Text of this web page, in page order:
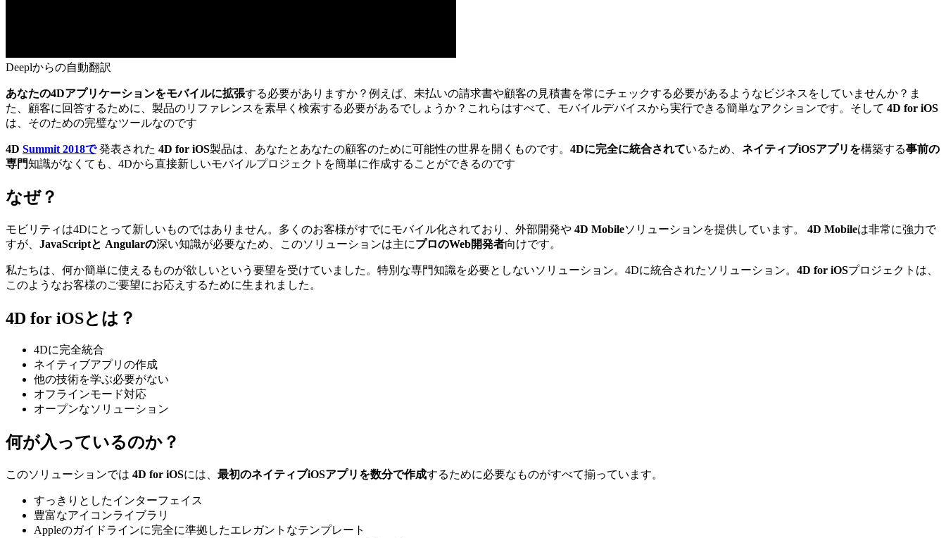
Deeplからの自動翻訳
あなたの4Dアプリケーションをモバイルに拡張する必要がありますか？例えば、未払いの請求書や顧客の見積書を常にチェックする必要があるようなビジネスをしていませんか？ま
た、顧客に回答するために、製品のリファレンスを素早く検索する必要があるでしょうか？これらはすべて、モバイルデバイスから実行できる簡単なアクションです。そして 4D for iOS
は、そのための完璧なツールなのです
4D Summit 2018で 発表された 4D for iOS製品は、あなたとあなたの顧客のために可能性の世界を開くものです。 4Dに完全に統合されているため、 ネイティブiOSアプリを構築する事前の
専門知識がなくても、4Dから直接新しいモバイルプロジェクトを簡単に作成することができるのです
なぜ？
モビリティは4Dにとって新しいものではありません。多くのお客様がすでにモバイル化されており、外部開発や 4D Mobileソリューションを提供しています。 4D Mobileは非常に強力で
すが、 JavaScriptと Angularの深い知識が必要なため、このソリューションは主にプロのWeb開発者向けです。
私たちは、何か簡単に使えるものが欲しいという要望を受けていました。特別な専門知識を必要としないソリューション。4Dに統合されたソリューション。 4D for iOSプロジェクトは、
このようなお客様のご要望にお応えするために生まれました。
4D for iOSとは？
4Dに完全統合
ネイティブアプリの作成
他の技術を学ぶ必要がない
オフラインモード対応
オープンなソリューション
何が入っているのか？
このソリューションでは 4D for iOSには、 最初のネイティブiOSアプリを数分で作成するために必要なものがすべて揃っています。
すっきりとしたインターフェイス
豊富なアイコンライブラリ
Appleのガイドラインに完全に準拠したエレガントなテンプレート